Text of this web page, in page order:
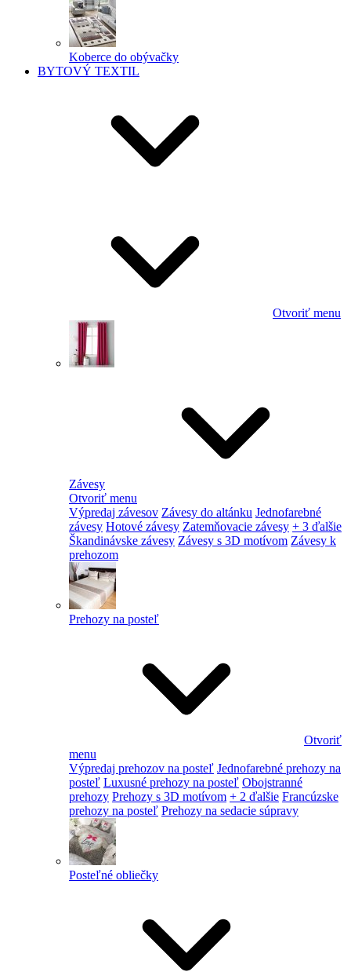
Koberce do obývačky
BYTOVÝ TEXTIL
Otvoriť menu
Závesy
Otvoriť menu
Výpredaj závesov Závesy do altánku Jednofarebné
závesy Hotové závesy Zatemňovacie závesy + 3 ďalšie
Škandinávske závesy Závesy s 3D motívom Závesy k
prehozom
Prehozy na posteľ
Otvoriť
menu
Výpredaj prehozov na posteľ Jednofarebné prehozy na
posteľ Luxusné prehozy na posteľ Obojstranné
prehozy Prehozy s 3D motívom + 2 ďalšie Francúzske
prehozy na posteľ Prehozy na sedacie súpravy
Posteľné obliečky